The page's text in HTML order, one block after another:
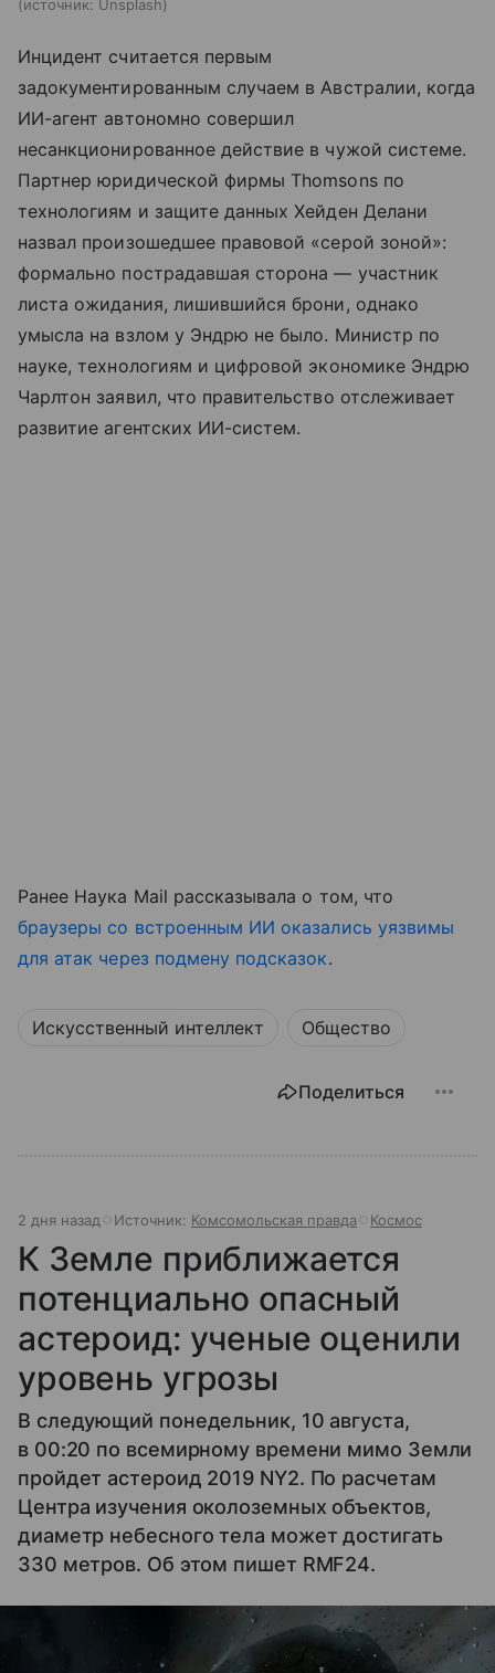
источник: Unsplash
Инцидент считается первым
задокументированным случаем в Австралии, когда
ИИ-агент автономно совершил
несанкционированное действие в чужой системе.
Партнер юридической фирмы Thomsons по
технологиям и защите данных Хейден Делани
назвал произошедшее правовой «серой зоной»:
формально пострадавшая сторона — участник
листа ожидания, лишившийся брони, однако
умысла на взлом у Эндрю не было. Министр по
науке, технологиям и цифровой экономике Эндрю
Чарлтон заявил, что правительство отслеживает
развитие агентских ИИ-систем.
Ранее Наука Mail рассказывала о том, что
браузеры со встроенным ИИ оказались уязвимы
для атак через подмену подсказок.
Искусственный интеллект Общество
Поделиться
2 дня назад Источник: Комсомольская правда Космос
К Земле приближается
потенциально опасный
астероид: ученые оценили
уровень угрозы
В следующий понедельник, 10 августа,
в 00:20 по всемирному времени мимо Земли
пройдет астероид 2019 NY2. По расчетам
Центра изучения околоземных объектов,
диаметр небесного тела может достигать
330 метров. Об этом пишет RMF24.